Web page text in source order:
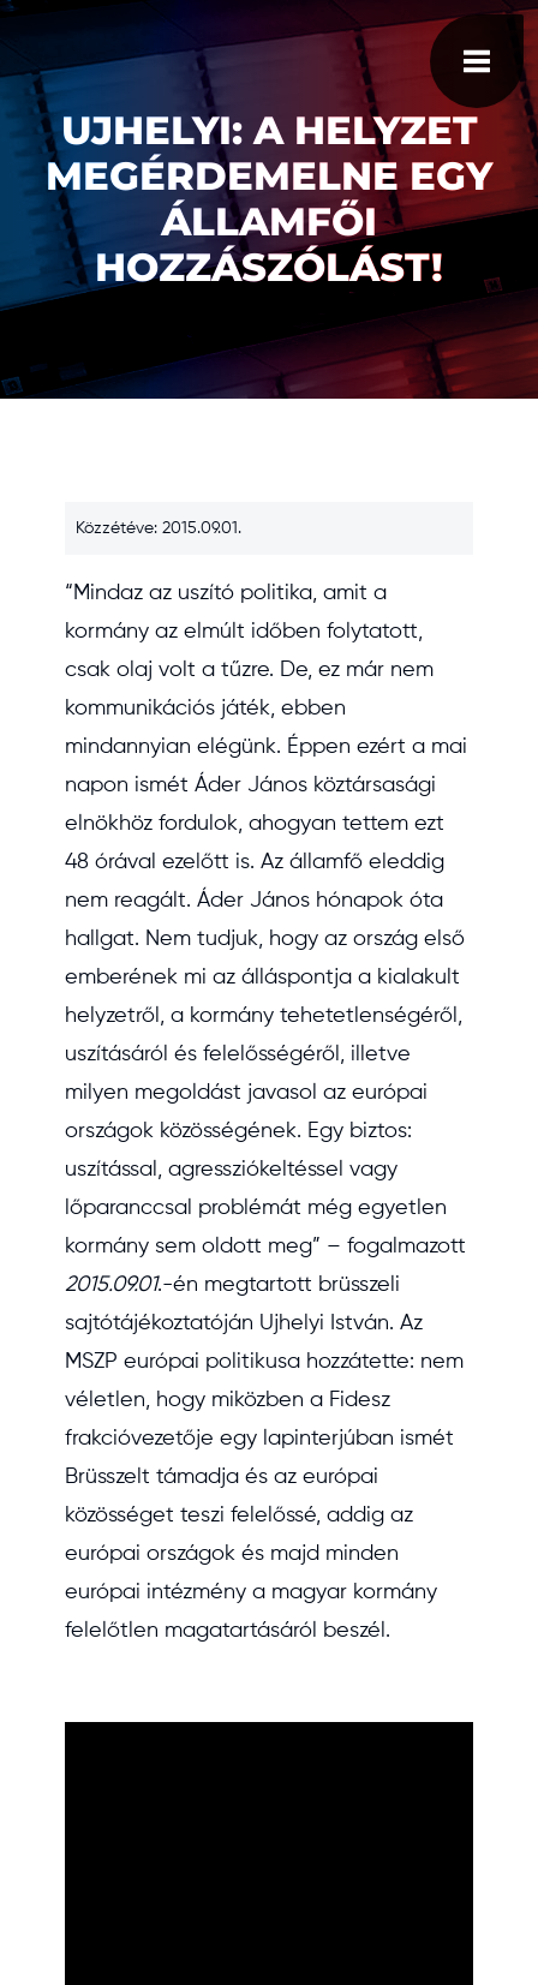
UJHELYI: A HELYZET
MEGÉRDEMELNE EGY
ÁLLAMFŐI
HOZZÁSZÓLÁST!
Közzétéve: 2015.09.01.
“Mindaz az uszító politika, amit a
kormány az elmúlt időben folytatott,
csak olaj volt a tűzre. De, ez már nem
kommunikációs játék, ebben
mindannyian elégünk. Éppen ezért a mai
napon ismét Áder János köztársasági
elnökhöz fordulok, ahogyan tettem ezt
48 órával ezelőtt is. Az államfő eleddig
nem reagált. Áder János hónapok óta
hallgat. Nem tudjuk, hogy az ország első
emberének mi az álláspontja a kialakult
helyzetről, a kormány tehetetlenségéről,
uszításáról és felelősségéről, illetve
milyen megoldást javasol az európai
országok közösségének. Egy biztos:
uszítással, agressziókeltéssel vagy
lőparanccsal problémát még egyetlen
kormány sem oldott meg” – fogalmazott
2015.09.01.-én megtartott brüsszeli
sajtótájékoztatóján Ujhelyi István. Az
MSZP európai politikusa hozzátette: nem
véletlen, hogy miközben a Fidesz
frakcióvezetője egy lapinterjúban ismét
Brüsszelt támadja és az európai
közösséget teszi felelőssé, addig az
európai országok és majd minden
európai intézmény a magyar kormány
felelőtlen magatartásáról beszél.